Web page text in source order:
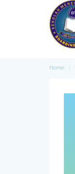
Home